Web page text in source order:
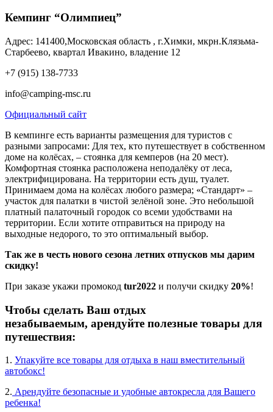
Кемпинг “Олимпиец”
Адрес: 141400,Московская область , г.Химки, мкрн.Клязьма-
Старбеево, квартал Ивакино, владение 12
+7 (915) 138-7733
info@camping-msc.ru
Официальный сайт
В кемпинге есть варианты размещения для туристов с
разными запросами: Для тех, кто путешествует в собственном
доме на колёсах, – стоянка для кемперов (на 20 мест).
Комфортная стоянка расположена неподалёку от леса,
электрифицирована. На территории есть душ, туалет.
Принимаем дома на колёсах любого размера; «Стандарт» ‒
участок для палатки в чистой зелёной зоне. Это небольшой
платный палаточный городок со всеми удобствами на
территории. Если хотите отправиться на природу на
выходные недорого, то это оптимальный выбор.
Так же в честь нового сезона летних отпусков мы дарим
скидку!
При заказе укажи промокод tur2022 и получи скидку 20%!
Чтобы сделать Ваш отдых
незабываемым, арендуйте полезные товары для
путешествия:
1. Упакуйте все товары для отдыха в наш вместительный
автобокс!
2. Арендуйте безопасные и удобные автокресла для Вашего
ребенка!